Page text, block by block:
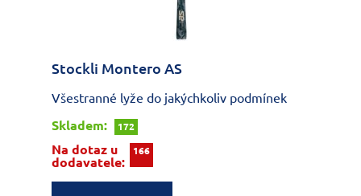
Stockli Montero AS
Všestranné lyže do jakýchkoliv podmínek
Skladem:
172
Na dotaz u
dodavatele:
166